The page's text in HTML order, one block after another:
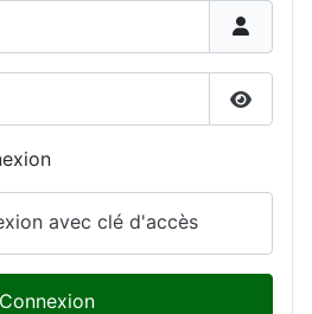
avec clé d'accès
Connexion